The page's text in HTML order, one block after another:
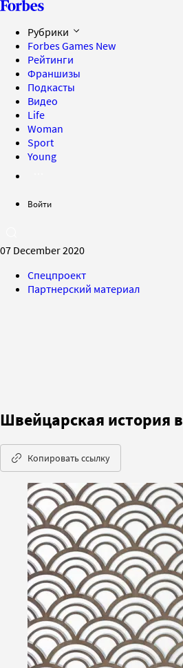
Рубрики
Forbes Games New
Рейтинги
Франшизы
Подкасты
Видео
Life
Woman
Sport
Young
Войти
07 December 2020
Спецпроект
Партнерский материал
Швейцарская история
Копировать ссылку